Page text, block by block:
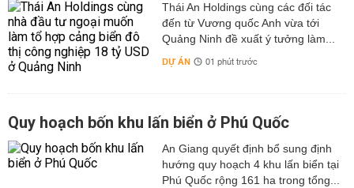
Thái An Holdings cùng các đối tác
đến từ Vương quốc Anh vừa tới
Quảng Ninh đề xuất ý tưởng làm...
DỰ ÁN 01 phút trước
Quy hoạch bốn khu lấn biển ở Phú Quốc
An Giang quyết định bổ sung định
hướng quy hoạch 4 khu lấn biển tại
Phú Quốc rộng 161 ha trong tổng...